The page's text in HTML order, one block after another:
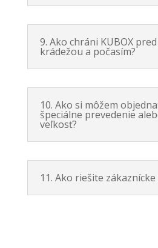
9. Ako chráni KUBOX pred
krádežou a počasím?
10. Ako si môžem
špeciálne prevedenie
veľkosť?
11. Ako riešite